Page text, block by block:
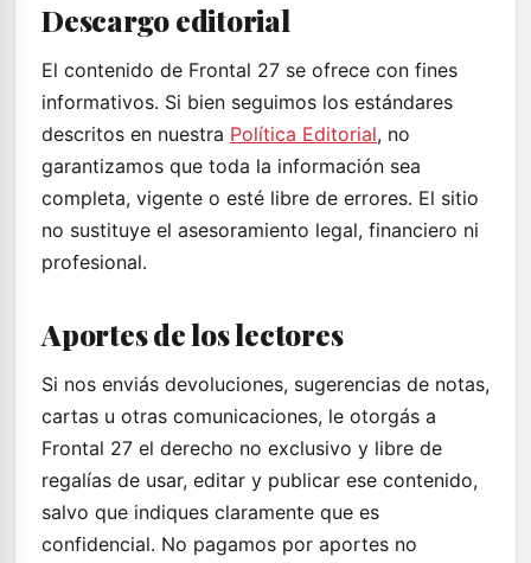
Descargo editorial
El contenido de Frontal 27 se ofrece con fines
informativos. Si bien seguimos los estándares
descritos en nuestra Política Editorial, no
garantizamos que toda la información sea
completa, vigente o esté libre de errores. El sitio
no sustituye el asesoramiento legal, financiero ni
profesional.
Aportes de los lectores
Si nos enviás devoluciones, sugerencias de notas,
cartas u otras comunicaciones, le otorgás a
Frontal 27 el derecho no exclusivo y libre de
regalías de usar, editar y publicar ese contenido,
salvo que indiques claramente que es
confidencial. No pagamos por aportes no